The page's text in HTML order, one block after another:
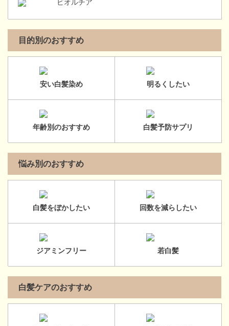
ビオルチア
目的別のおすすめ
安い白髪染め 明るくしたい
年齢別のおすすめ 白髪予防サプリ
悩み別のおすすめ
白髪をぼかしたい 回数を減らしたい
ジアミンフリー 若白髪
白髪ケアのおすすめ